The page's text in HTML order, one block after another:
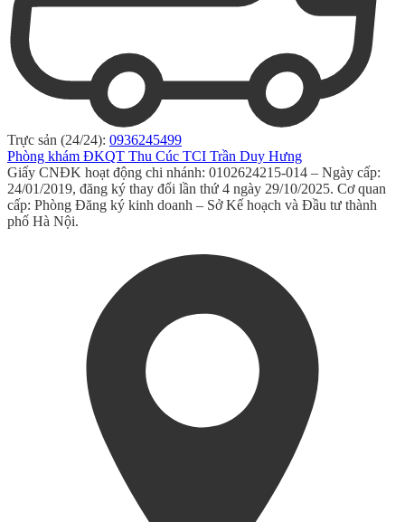
Trực sản (24/24): 0936245499
Phòng khám ĐKQT Thu Cúc TCI Trần Duy Hưng
Giấy CNĐK hoạt động chi nhánh: 0102624215-014 – Ngày cấp:
24/01/2019, đăng ký thay đổi lần thứ 4 ngày 29/10/2025. Cơ quan
cấp: Phòng Đăng ký kinh doanh – Sở Kế hoạch và Đầu tư thành
phố Hà Nội.